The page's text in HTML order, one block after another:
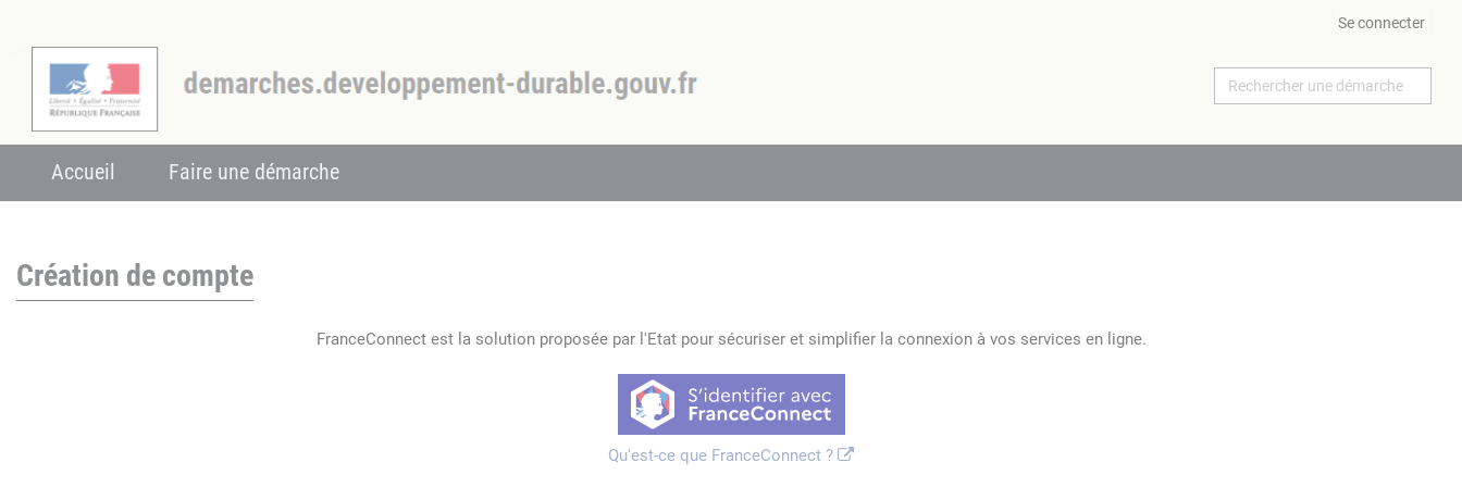
Se connecter
Accueil Faire une démarche
Création de compte
FranceConnect est la solution proposée par l'Etat pour sécuriser et simplifier la connexion à vos services en ligne.
Qu'est-ce que FranceConnect ?